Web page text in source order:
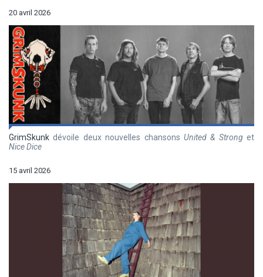
20 avril 2026
GrimSkunk dévoile deux nouvelles chansons United & Stronget
Nice Dice
15 avril 2026